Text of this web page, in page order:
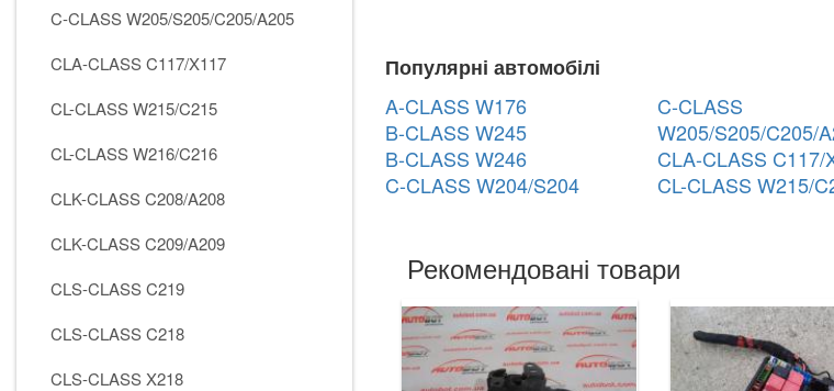
C-CLASS W205/S205/C205/A205
CLA-CLASS C117/X117
CL-CLASS W215/C215
CL-CLASS W216/C216
CLK-CLASS C208/A208
CLK-CLASS C209/A209
CLS-CLASS C219
CLS-CLASS C218
CLS-CLASS X218
Популярні автомобілі
A-CLASS W176
B-CLASS W245
B-CLASS W246
C-CLASS W204/S204
C-CLASS
W205/S205/C205/
CLA-CLASS C117/
CL-CLASS W215/
Рекомендовані товари